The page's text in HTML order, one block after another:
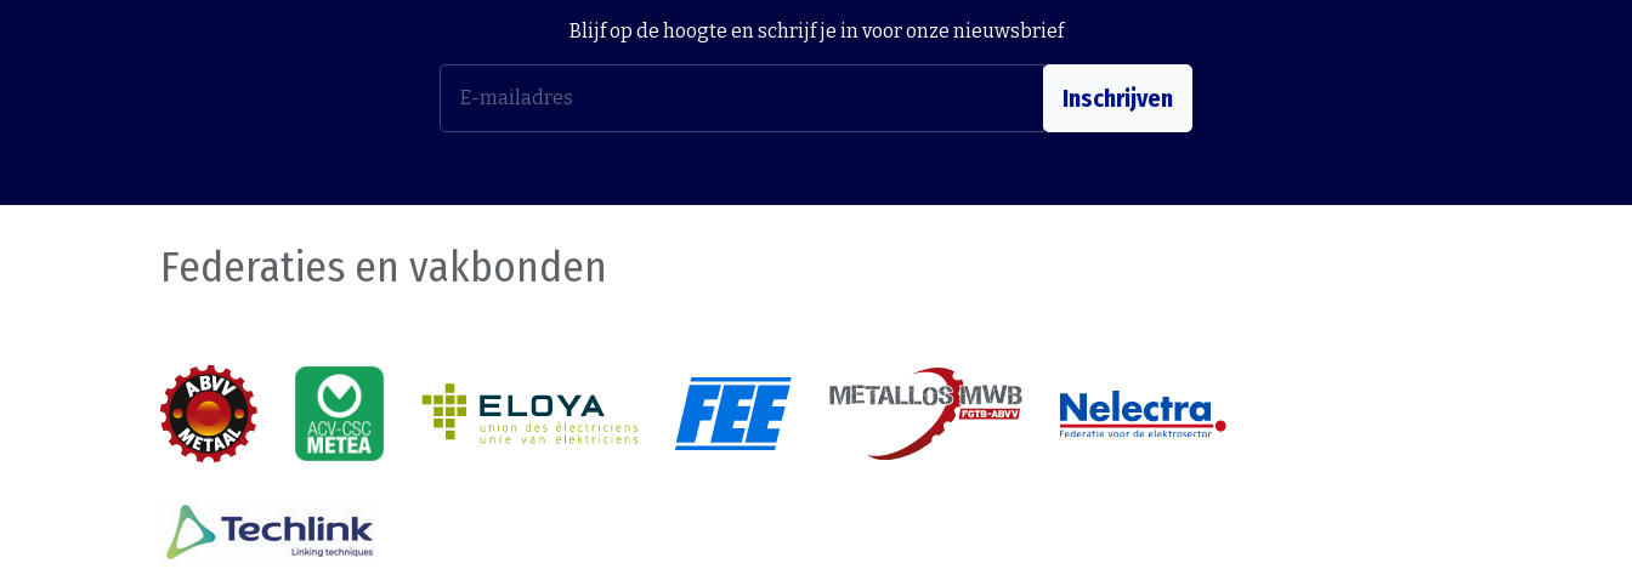
Blijf op de hoogte en schrijf je in voor onze nieuwsbrief
Inschrijven
Federaties en vakbonden